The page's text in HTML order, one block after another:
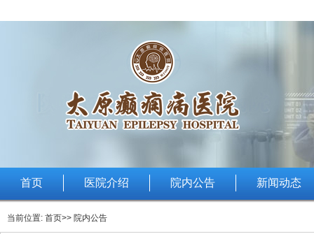
首页 医院介绍 院内公告 新闻动态
当前位置: 首页>> 院内公告